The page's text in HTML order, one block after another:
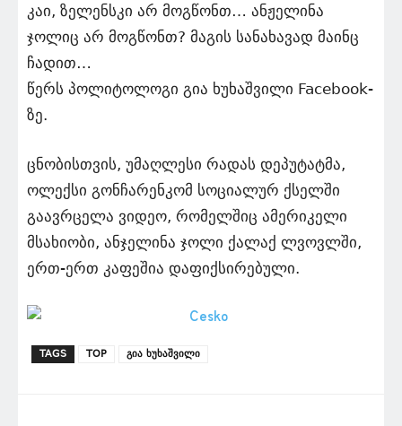
კაი, ზელენსკი არ მოგწონთ… ანჟელინა
ჯოლიც არ მოგწონთ? მაგის სანახავად მაინც
ჩადით…
წერს პოლიტოლოგი გია ხუხაშვილი Facebook-
ზე.
ცნობისთვის, უმაღლესი რადას დეპუტატმა,
ოლექსი გონჩარენკომ სოციალურ ქსელში
გაავრცელა ვიდეო, რომელშიც ამერიკელი
მსახიობი, ანჯელინა ჯოლი ქალაქ ლვოვლში,
ერთ-ერთ კაფეშია დაფიქსირებული.
TAGS TOP გია ხუხაშვილი